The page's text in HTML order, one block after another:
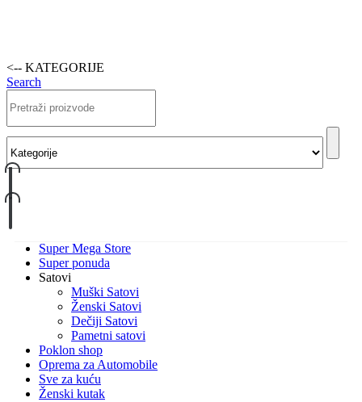
<-- KATEGORIJE
Search
Super Mega Store
Super ponuda
Satovi
Muški Satovi
Ženski Satovi
Dečiji Satovi
Pametni satovi
Poklon shop
Oprema za Automobile
Sve za kuću
Ženski kutak